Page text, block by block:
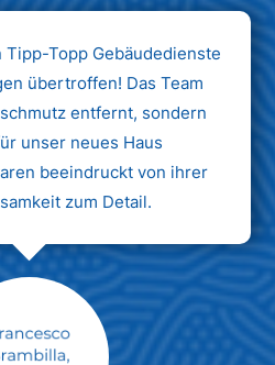
AG
Topp Gebäudedienste
übertroffen! Das Team
entfernt, sondern
unser neues Haus
beeindruckt von ihrer
zum Detail.